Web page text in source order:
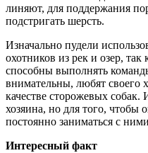
линяют, для поддержания
подстригать шерсть.
Изначально пудели
охотников из рек и озер,
способны выполнять
внимательны, любят своего
качестве сторожевых собак.
хозяина, но для того, чтобы
постоянно заниматься с
Интересный факт